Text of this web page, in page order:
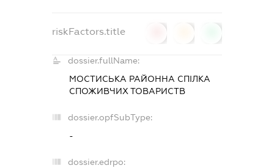
riskFactors.title
dossier.fullName:
МОСТИСЬКА РАЙОННА СПІЛКА
СПОЖИВЧИХ ТОВАРИСТВ
dossier.opfSubType:
-
dossier.edrpo: